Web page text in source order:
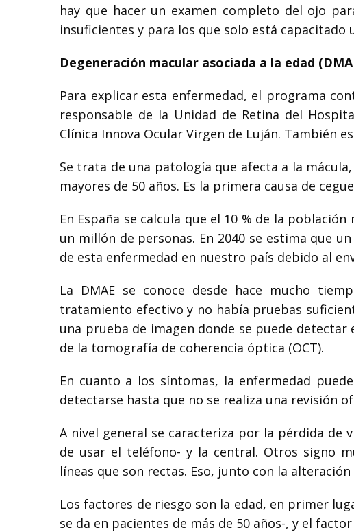
hay que hacer un examen completo del ojo
insuficientes y para los que solo está capacitado
Degeneración macular asociada a la edad
Para explicar esta enfermedad, el programa
responsable de la Unidad de Retina del
Clínica Innova Ocular Virgen de Luján. También
Se trata de una patología que afecta a la
mayores de 50 años. Es la primera causa de
En España se calcula que el 10 % de la
un millón de personas. En 2040 se estima que
de esta enfermedad en nuestro país debido al
La DMAE se conoce desde hace mucho
tratamiento efectivo y no había pruebas
una prueba de imagen donde se puede
de la tomografía de coherencia óptica (OCT).
En cuanto a los síntomas, la enfermedad
detectarse hasta que no se realiza una revisión
A nivel general se caracteriza por la pérdida de
de usar el teléfono- y la central. Otros signo
líneas que son rectas. Eso, junto con la
Los factores de riesgo son la edad, en primer
se da en pacientes de más de 50 años-, y el